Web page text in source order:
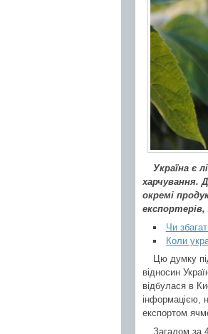
Україна є
харчування.
окремі
експортерів,
Чи
Коли
Цю думку
відносин
відбулася в
інформацією,
експортом
Загалом за